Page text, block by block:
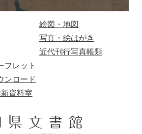
絵図・地図
写真・絵はがき
近代刊行写真帳類
フレット
ンロード
資料室